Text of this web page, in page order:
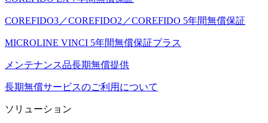
COREFIDO3／COREFIDO2／COREFIDO 5年間無償保証
MICROLINE VINCI 5年間無償保証プラス
メンテナンス品長期無償提供
長期無償サービスのご利用について
ソリューション